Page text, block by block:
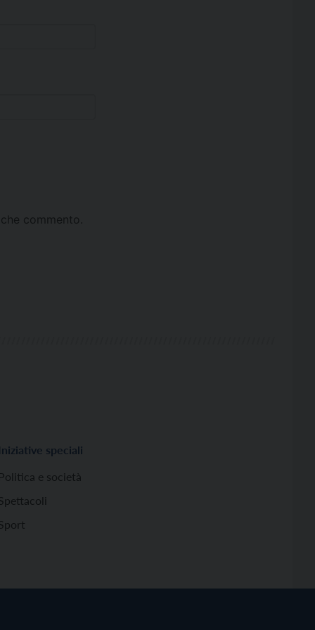
commento.
Iniziative speciali
Politica e società